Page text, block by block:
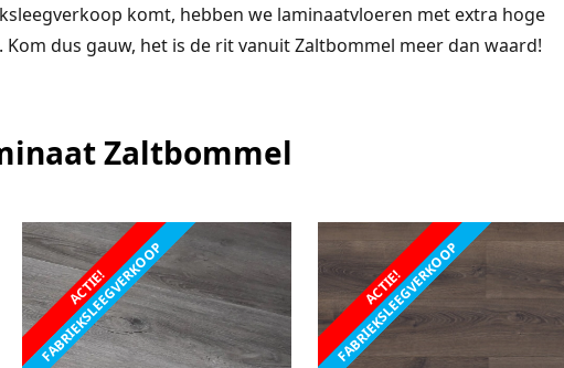
komt, hebben we laminaatvloeren met extra hoge
dus gauw, het is de rit vanuit Zaltbommel meer dan waard!
Zaltbommel
ACTIE!
FABRIEKSLEEGVERKOOP ACTIE!
FABRIEKSLEEGVERKOOP